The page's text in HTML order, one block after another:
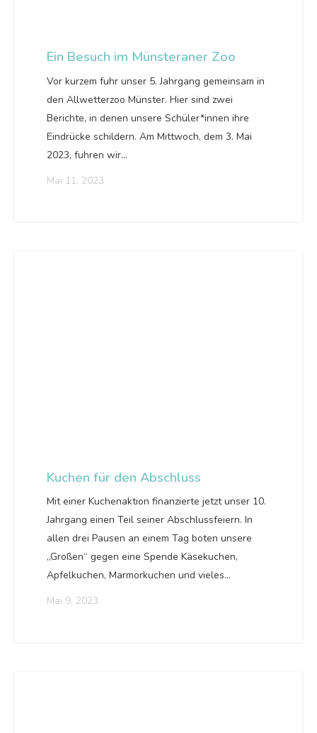
Ein Besuch im Münsteraner Zoo
Vor kurzem fuhr unser 5. Jahrgang gemeinsam in
den Allwetterzoo Münster. Hier sind zwei
Berichte, in denen unsere Schüler*innen ihre
Eindrücke schildern. Am Mittwoch, dem 3. Mai
2023, fuhren wir…
Mai 11, 2023
Kuchen für den Abschluss
Mit einer Kuchenaktion finanzierte jetzt unser 10.
Jahrgang einen Teil seiner Abschlussfeiern. In
allen drei Pausen an einem Tag boten unsere
„Großen“ gegen eine Spende Käsekuchen,
Apfelkuchen, Marmorkuchen und vieles…
Mai 9, 2023